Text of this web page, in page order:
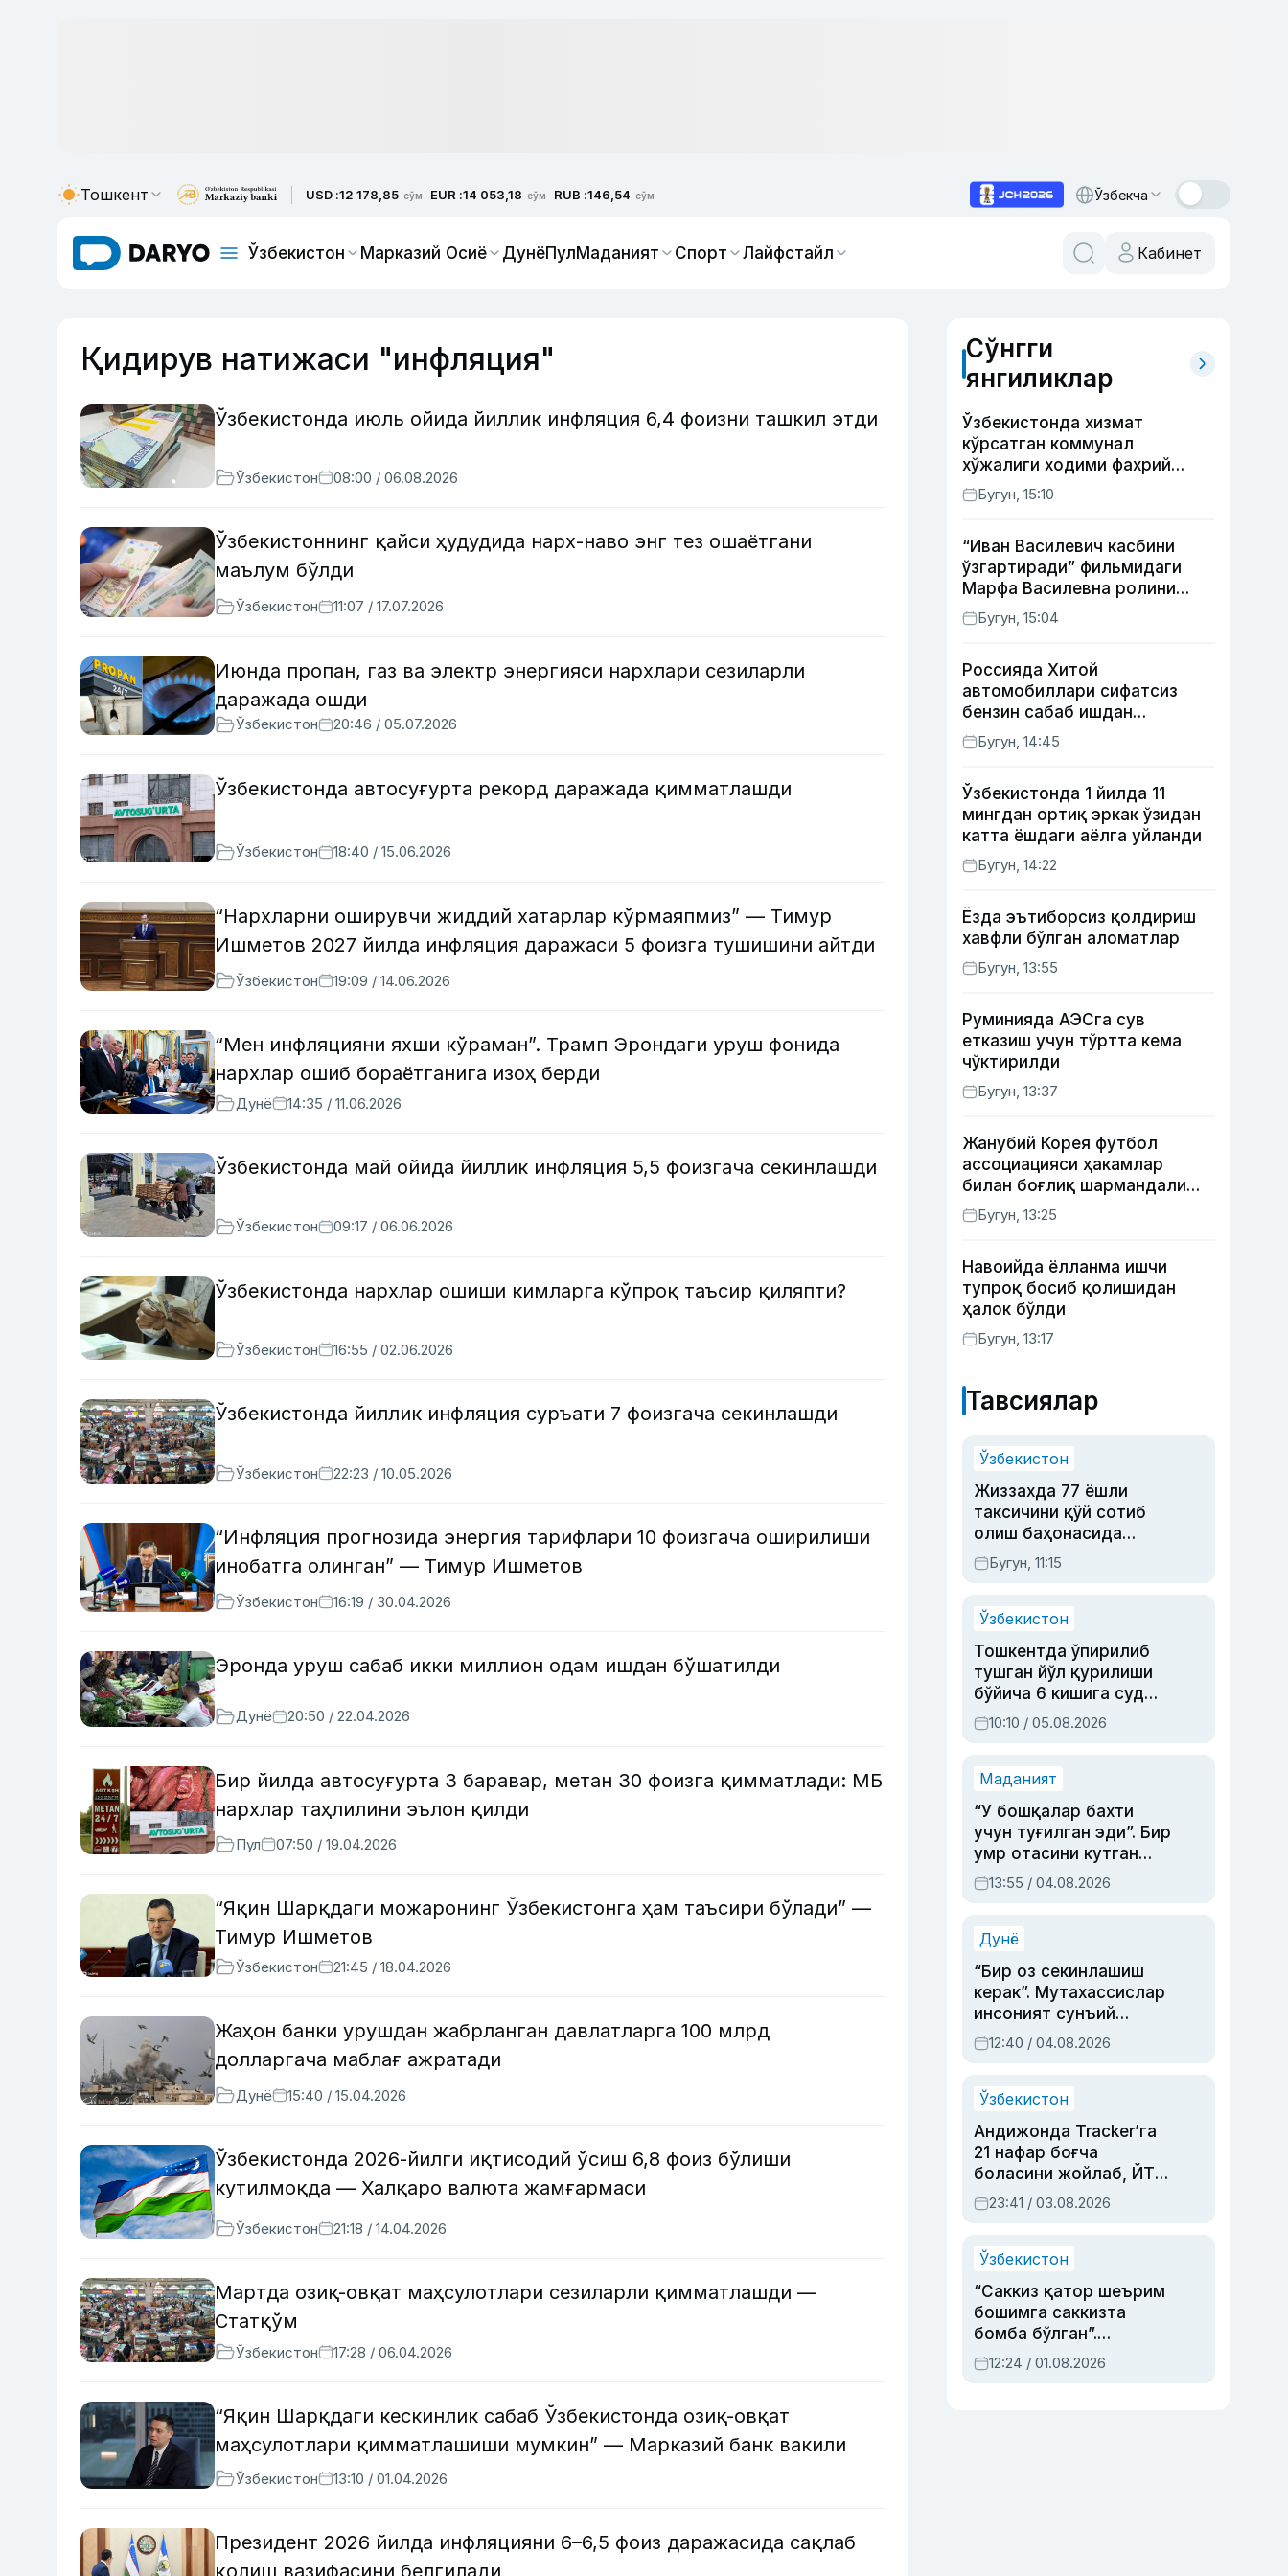
Тошкент USD :12 178,85 сўм EUR :14 053,18 сўм RUB :146,54 сўм Ўзбекча
Ўзбекистон Марказий Осиё ДунёПулМаданият Спорт Лайфстайл Кабинет
Қидирув натижаси "инфляция"
Ўзбекистонда июль ойида йиллик инфляция 6,4 фоизни ташкил этди
Ўзбекистон 08:00 / 06.08.2026
Ўзбекистоннинг қайси ҳудудида нарх-наво энг тез ошаётгани
маълум бўлди
Ўзбекистон 11:07 / 17.07.2026
Июнда пропан, газ ва электр энергияси нархлари сезиларли
даражада ошди
Ўзбекистон 20:46 / 05.07.2026
Ўзбекистонда автосуғурта рекорд даражада қимматлашди
Ўзбекистон 18:40 / 15.06.2026
“Нархларни оширувчи жиддий хатарлар кўрмаяпмиз” — Тимур
Ишметов 2027 йилда инфляция даражаси 5 фоизга тушишини айтди
Ўзбекистон 19:09 / 14.06.2026
“Мен инфляцияни яхши кўраман”. Трамп Эрондаги уруш фонида
нархлар ошиб бораётганига изоҳ берди
Дунё 14:35 / 11.06.2026
Ўзбекистонда май ойида йиллик инфляция 5,5 фоизгача секинлашди
Ўзбекистон 09:17 / 06.06.2026
Ўзбекистонда нархлар ошиши кимларга кўпроқ таъсир қиляпти?
Ўзбекистон 16:55 / 02.06.2026
Ўзбекистонда йиллик инфляция суръати 7 фоизгача секинлашди
Ўзбекистон 22:23 / 10.05.2026
“Инфляция прогнозида энергия тарифлари 10 фоизгача оширилиши
инобатга олинган” — Тимур Ишметов
Ўзбекистон 16:19 / 30.04.2026
Эронда уруш сабаб икки миллион одам ишдан бўшатилди
Дунё 20:50 / 22.04.2026
Бир йилда автосуғурта 3 баравар, метан 30 фоизга қимматлади: МБ
нархлар таҳлилини эълон қилди
Пул 07:50 / 19.04.2026
“Яқин Шарқдаги можаронинг Ўзбекистонга ҳам таъсири бўлади” —
Тимур Ишметов
Ўзбекистон 21:45 / 18.04.2026
Жаҳон банки урушдан жабрланган давлатларга 100 млрд
долларгача маблағ ажратади
Дунё 15:40 / 15.04.2026
Ўзбекистонда 2026-йилги иқтисодий ўсиш 6,8 фоиз бўлиши
кутилмоқда — Халқаро валюта жамғармаси
Ўзбекистон 21:18 / 14.04.2026
Мартда озиқ-овқат маҳсулотлари сезиларли қимматлашди —
Статқўм
Ўзбекистон 17:28 / 06.04.2026
“Яқин Шарқдаги кескинлик сабаб Ўзбекистонда озиқ-овқат
маҳсулотлари қимматлашиши мумкин” — Марказий банк вакили
Ўзбекистон 13:10 / 01.04.2026
Президент 2026 йилда инфляцияни 6–6,5 фоиз даражасида сақлаб
Сўнгги
янгиликлар
Ўзбекистонда хизмат
кўрсатган коммунал
хўжалиги ходими фахрий
унвони таъсис этилиши
мумкин
Бугун, 15:10
“Иван Василевич касбини
ўзгартиради” фильмидаги
Марфа Василевна ролини
ижро этган актрисанинг
тақдири қандай кечди?
Бугун, 15:04
Россияда Хитой
автомобиллари сифатсиз
бензин сабаб ишдан
чиқмоқда
Бугун, 14:45
Ўзбекистонда 1 йилда 11
мингдан ортиқ эркак ўзидан
катта ёшдаги аёлга уйланди
Бугун, 14:22
Ёзда эътиборсиз қолдириш
хавфли бўлган аломатлар
Бугун, 13:55
Руминияда АЭСга сув
етказиш учун тўртта кема
чўктирилди
Бугун, 13:37
Жанубий Корея футбол
ассоциацияси ҳакамлар
билан боғлиқ шармандали
ҳолат бўйича баёнот берди
Бугун, 13:25
Навоийда ёлланма ишчи
тупроқ босиб қолишидан
ҳалок бўлди
Бугун, 13:17
Тавсиялар
Ўзбекистон
Жиззахда 77 ёшли
таксичини қўй сотиб
олиш баҳонасида
яйловга олиб бориб
ўлдирган йигит 20
Бугун, 11:15
Ўзбекистон
Тошкентда ўпирилиб
тушган йўл қурилиши
бўйича 6 кишига суд
ҳукми ўқилди
10:10 / 05.08.2026
Маданият
“У бошқалар бахти
учун туғилган эди”. Бир
умр отасини кутган
актриса ва дубльяж
устаси Римма
синовларга тўла ҳаёти
13:55 / 04.08.2026
Дунё
“Бир оз секинлашиш
керак”. Мутахассислар
инсоният сунъий
интеллектни бошқара
олмай қолишидан
12:40 / 04.08.2026
Ўзбекистон
Андижонда Tracker’га
21 нафар боғча
боласини жойлаб, ЙТҲ
содир этган аёлга суд
ҳукми ўқилди
23:41 / 03.08.2026
Ўзбекистон
“Саккиз қатор шеърим
бошимга саккизта
бомба бўлган”.
Абдулла Ориповни
сиёсий айбловлардан
12:24 / 01.08.2026